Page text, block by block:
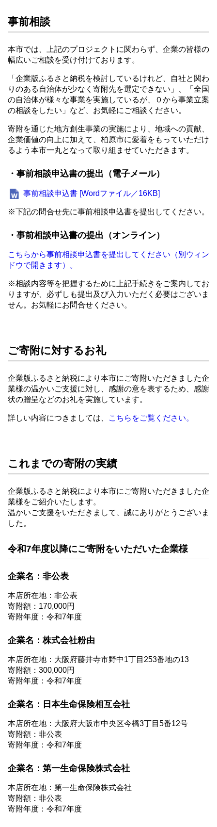
事前相談
本市では、上記のプロジェクトに関わらず、企業の皆様の
幅広いご相談を受け付けております。
「企業版ふるさと納税を検討しているけれど、自社と関わ
りのある自治体が少なく寄附先を選定できない」、「全国
の自治体が様々な事業を実施しているが、０から事業立案
の相談をしたい」など、お気軽にご相談ください。
寄附を通じた地方創生事業の実施により、地域への貢献、
企業価値の向上に加えて、柏原市に愛着をもっていただけ
るよう本市一丸となって取り組ませていただきます。
・事前相談申込書の提出（電子メール）
事前相談申込書 [Wordファイル／16KB]
※下記の問合せ先に事前相談申込書を提出してください。
・事前相談申込書の提出（オンライン）
こちらから事前相談申込書を提出してください（別ウィン
ドウで開きます）。
※相談内容等を把握するために上記手続きをご案内してお
りますが、必ずしも提出及び入力いただく必要はございま
せん。お気軽にお問合せください。
ご寄附に対するお礼
企業版ふるさと納税により本市にご寄附いただきました企
業様の温かいご支援に対し、感謝の意を表するため、感謝
状の贈呈などのお礼を実施しています。
詳しい内容につきましては、 こちらをご覧ください。
これまでの寄附の実績
企業版ふるさと納税により本市にご寄附いただきました企
業様をご紹介いたします。
温かいご支援をいただきまして、誠にありがとうございま
した。
令和7年度以降にご寄附をいただいた企業様
企業名：非公表
本店所在地：非公表
寄附額：170,000円
寄附年度：令和7年度
企業名：株式会社粉由
本店所在地：大阪府藤井寺市野中1丁目253番地の13
寄附額：300,000円
寄附年度：令和7年度
企業名：日本生命保険相互会社
本店所在地：大阪府大阪市中央区今橋3丁目5番12号
寄附額：非公表
寄附年度：令和7年度
企業名：第一生命保険株式会社
本店所在地：第一生命保険株式会社
寄附額：非公表
寄附年度：令和7年度